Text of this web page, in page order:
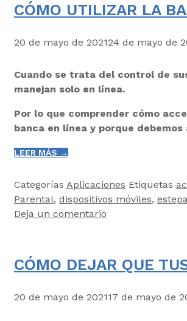
CÓMO UTILIZAR LA
20 de mayo de 202124 de mayo de
Cuando se trata del control de
manejan solo en línea.
Por lo que comprender cómo
banca en línea y porque
LEER MÁS →
Categorías Aplicaciones Etiquetas
Parental, dispositivos móviles, estepa
Deja un comentario
CÓMO DEJAR QUE
20 de mayo de 202117 de mayo de